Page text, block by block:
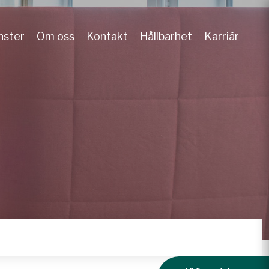
Om oss Kontakt Hållbarhet Karriär